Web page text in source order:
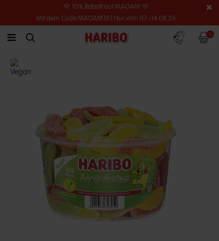
💛 10% Rabatt auf MAOAM 💛
Mit dem Code MAOAM10 | Nur vom 07.-14.08.26
link.header.menu.label
simplesearch.search.label
Konto 0